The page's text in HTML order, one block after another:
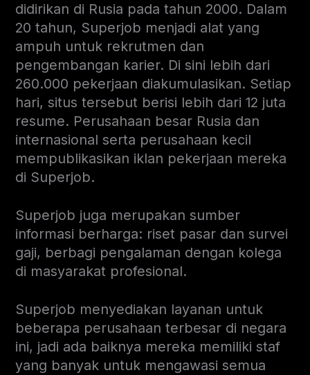
didirikan di Rusia pada tahun 2000. Dalam
20 tahun, Superjob menjadi alat yang
ampuh untuk rekrutmen dan
pengembangan karier. Di sini lebih dari
260.000 pekerjaan diakumulasikan. Setiap
hari, situs tersebut berisi lebih dari 12 juta
resume. Perusahaan besar Rusia dan
internasional serta perusahaan kecil
mempublikasikan iklan pekerjaan mereka
di Superjob.
Superjob juga merupakan sumber
informasi berharga: riset pasar dan survei
gaji, berbagi pengalaman dengan kolega
di masyarakat profesional.
Superjob menyediakan layanan untuk
beberapa perusahaan terbesar di negara
ini, jadi ada baiknya mereka memiliki staf
yang banyak untuk mengawasi semua